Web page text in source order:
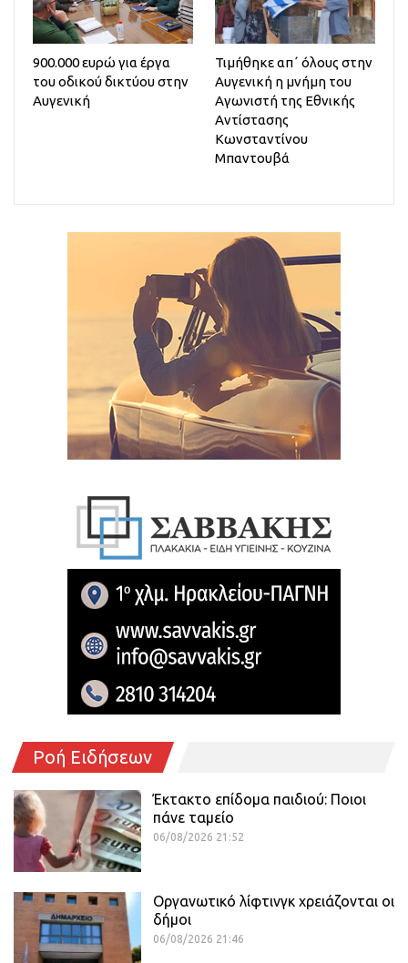
900.000 ευρώ για έργα
του οδικού δικτύου στην
Αυγενική
Τιμήθηκε απ΄ όλους στην
Αυγενική η μνήμη του
Αγωνιστή της Εθνικής
Αντίστασης
Κωνσταντίνου
Μπαντουβά
Ροή Ειδήσεων
Έκτακτο επίδομα παιδιού: Ποιοι
πάνε ταμείο
06/08/2026 21:52
Οργανωτικό λίφτινγκ χρειάζονται οι
δήμοι
06/08/2026 21:46